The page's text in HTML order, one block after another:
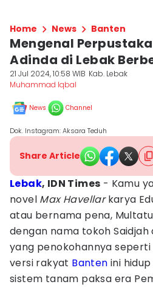
Home News Banten
Mengenal
Adinda di Lebak
21 Jul 2024, 10:58 WIB Kab. Lebak
Muhammad Iqbal
News Channel
Dok. Instagram: Aksara Teduh
Share Article
Lebak, IDN Times - Kamu
novel Max Havellarkarya
atau bernama pena,
dengan nama tokoh Saidjah
yang penokohannya seperti
versi rakyat Banten ini
sistem tanam paksa era